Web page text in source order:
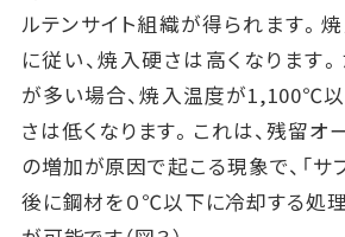
ルテンサイト組織が得られます。
に従い、焼入硬さは高くなります
が多い場合、焼入温度が1,100℃
さは低くなります。これは、残留オ
の増加が原因で起こる現象で、「サ
後に鋼材を０℃以下に冷却する処理